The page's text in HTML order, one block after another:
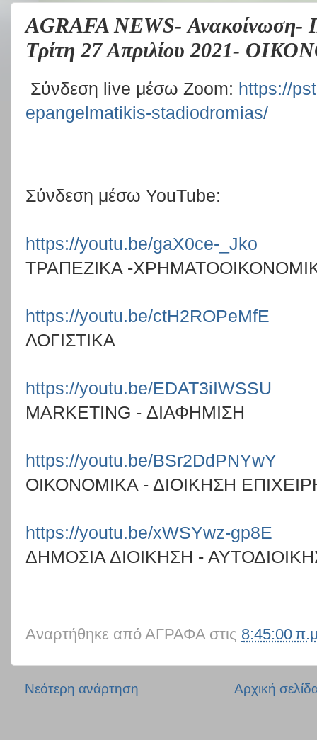
AGRAFA NEWS-
Τρίτη 27 Απριλίου 2021-
Σύνδεση live μέσω Ζoom: https://
epangelmatikis-stadiodromias/
Σύνδεση μέσω YouTube:
https://youtu.be/gaX0ce-_Jko
ΤΡΑΠΕΖΙΚΑ -
https://youtu.be/ctH2ROPeMfE
ΛΟΓΙΣΤΙΚΑ
https://youtu.be/EDAT3iIWSSU
MARKETING - ΔΙΑΦΗΜΙΣΗ
https://youtu.be/BSr2DdPNYwY
ΟΙΚΟΝΟΜΙΚΑ - ΔΙΟΙΚΗΣΗ
https://youtu.be/xWSYwz-gp8E
ΔΗΜΟΣΙΑ ΔΙΟΙΚΗΣΗ -
Αναρτήθηκε από ΑΓΡΑΦΑ στις 8:45:00
Νεότερη ανάρτηση Αρχική